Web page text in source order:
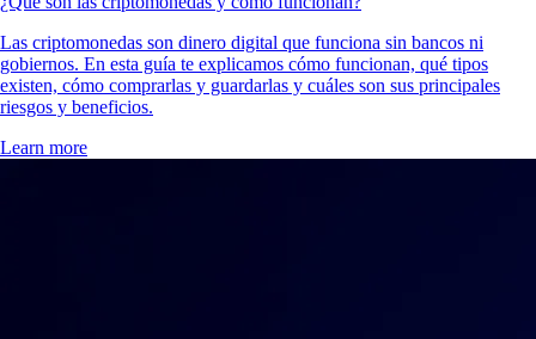
Las criptomonedas son dinero digital que funciona sin bancos ni
gobiernos. En esta guía te explicamos cómo funcionan, qué tipos
existen, cómo comprarlas y guardarlas y cuáles son sus principales
riesgos y beneficios.
Learn more